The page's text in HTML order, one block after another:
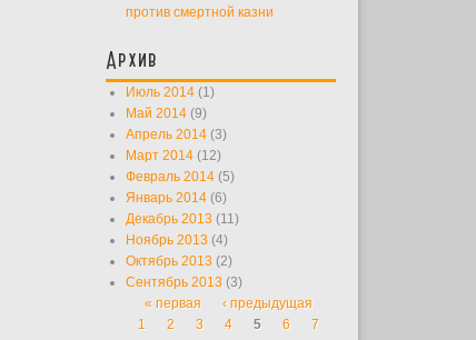
против смертной казни
Архив
Июль 2014 (1)
Май 2014 (9)
Апрель 2014 (3)
Март 2014 (12)
Февраль 2014 (5)
Январь 2014 (6)
Декабрь 2013 (11)
Ноябрь 2013 (4)
Октябрь 2013 (2)
Сентябрь 2013 (3)
Страницы
« первая
‹ предыдущая
1
2 3 4 5 6
7